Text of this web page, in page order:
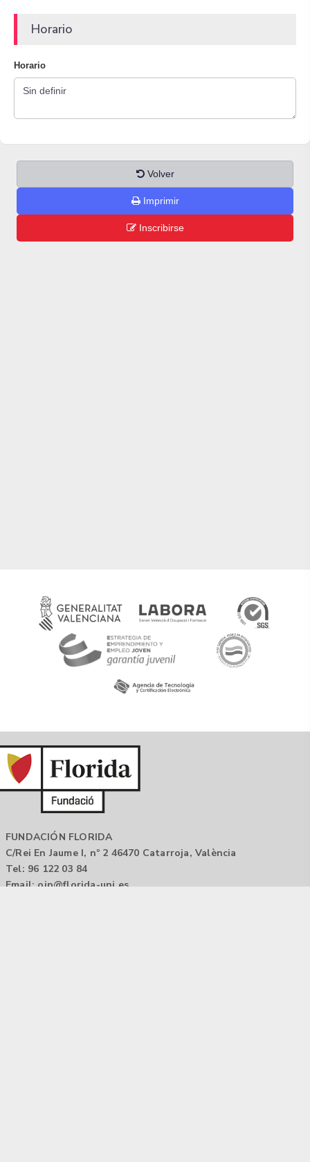
Horario
Horario
Volver
Imprimir
Inscribirse
FUNDACIÓN FLORIDA
C/Rei En Jaume I, nº 2 46470 Catarroja, València
Tel: 96 122 03 84
Email: oip@florida-uni.es